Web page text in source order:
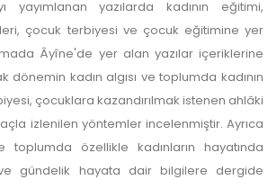
ve
değerlendirmesi
yayımlanan yazılarda kadının eğitimi,
çocuk terbiyesi ve çocuk eğitimine yer
Âyîne'de yer alan yazılar içeriklerine
dönemin kadın algısı ve toplumda kadının
çocuklara kazandırılmak istenen ahlâki
izlenilen yöntemler incelenmiştir. Ayrıca
toplumda özellikle kadınların hayatında
gündelik hayata dair bilgilere dergide